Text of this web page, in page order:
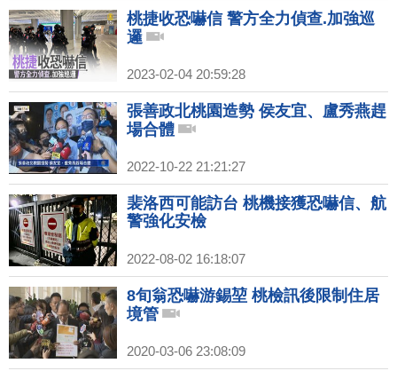
桃捷收恐嚇信 警方全力偵查.加強巡
邏
2023-02-04 20:59:28
張善政北桃園造勢 侯友宜、盧秀燕趕
場合體
2022-10-22 21:21:27
裴洛西可能訪台 桃機接獲恐嚇信、航
警強化安檢
2022-08-02 16:18:07
8旬翁恐嚇游錫堃 桃檢訊後限制住居
境管
2020-03-06 23:08:09